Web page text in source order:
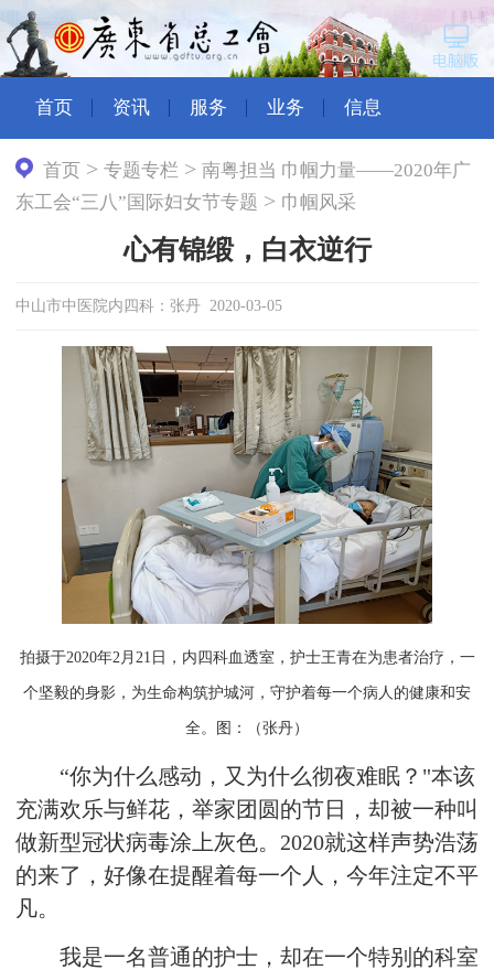
首页 资讯 服务 业务 信息
首页 >专题专栏 >南粤担当 巾帼力量——2020年广
东工会“三八”国际妇女节专题 > 巾帼风采
心有锦缎，白衣逆行
中山市中医院内四科：张丹 2020-03-05
拍摄于2020年2月21日，内四科血透室，护士王青在为患者治疗，一
个坚毅的身影，为生命构筑护城河，守护着每一个病人的健康和安
全。图：（张丹）
“你为什么感动，又为什么彻夜难眠？"本该
充满欢乐与鲜花，举家团圆的节日，却被一种叫
做新型冠状病毒涂上灰色。2020就这样声势浩荡
的来了，好像在提醒着每一个人，今年注定不平
凡。
我是一名普通的护士，却在一个特别的科室